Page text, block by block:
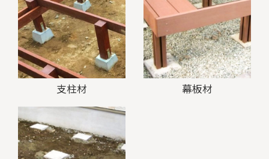
支柱材 幕板材